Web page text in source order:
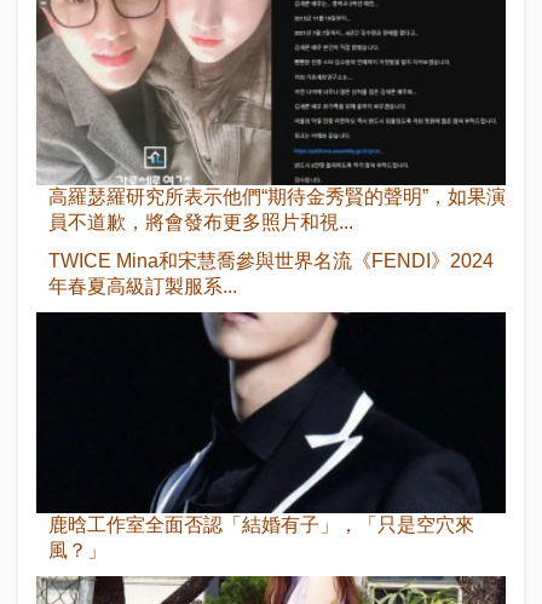
高羅瑟羅研究所表示他們“期待金秀賢的聲明”，如果演
員不道歉，將會發布更多照片和視...
TWICE Mina和宋慧喬參與世界名流《FENDI》2024
年春夏高級訂製服系...
鹿晗工作室全面否認「結婚有子」，「只是空穴來
風？」